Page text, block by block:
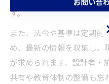
す。
また、法令や基準は定期
め、最新の情報を収集し、
が求められます。設計者・
共有や教育体制の整備も忘
お問い合